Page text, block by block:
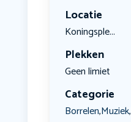
Locatie
Koningsple...
Plekken
Geen limiet
Categorie
Borrelen,Muziek,